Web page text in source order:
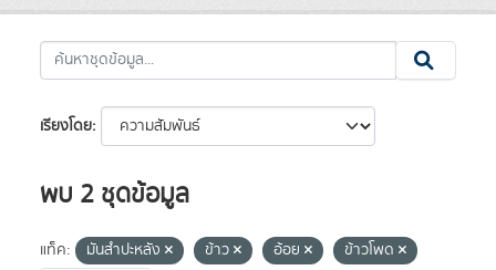
เรียงโดย
พบ 2 ชุดข้อมูล
แท็ค: มันสำปะหลัง ข้าว อ้อย
ข้าวโพด